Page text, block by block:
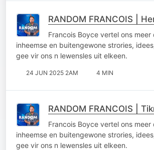
RANDOM FRANCOIS |
Francois Boyce vertel ons meer
inheemse en buitengewone strories,
gee vir ons n lewensles uit elkeen.
24 JUN 2025 2AM 4 MIN
RANDOM FRANCOIS |
Francois Boyce vertel ons meer
inheemse en buitengewone strories,
gee vir ons n lewensles uit elkeen.